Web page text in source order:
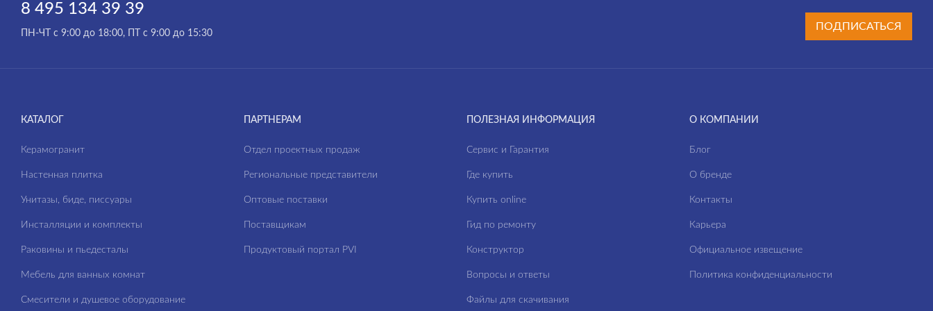
CITY
CLASSIC
8 495 134 39 39
ПН-ЧТ с 9:00 до 18:00, ПТ с 9:00 до 15:30
КАТАЛОГ
Керамогранит
Настенная плитка
Унитазы, биде, писсуары
Инсталляции и комплекты
Раковины и пьедесталы
Мебель для ванных комнат
Смесители и душевое оборудование
ПАРТНЕРАМ
Отдел проектных продаж
Региональные представители
Оптовые поставки
Поставщикам
Продуктовый портал PVI
ПОЛЕЗНАЯ ИНФОРМАЦИЯ
Сервис и Гарантия
Где купить
Купить online
Гид по ремонту
Конструктор
Вопросы и ответы
Файлы для скачивания
О КОМПАНИИ
Блог
О бренде
Контакты
Карьера
Официальное извещение
Политика конфиденциальности
ПОДПИСАТЬСЯ